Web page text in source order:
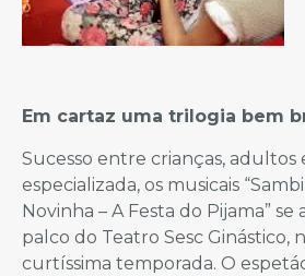
Em cartaz uma trilogia bem
Sucesso entre crianças, adultos
especializada, os musicais
Novinha – A Festa do Pijama”
palco do Teatro Sesc Ginástico,
curtíssima temporada. O